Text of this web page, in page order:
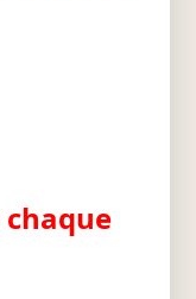
chaque